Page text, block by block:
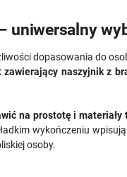
uniwersalny
dopasowania do
naszyjnik z
na prostotę i
wykończeniu
osoby.